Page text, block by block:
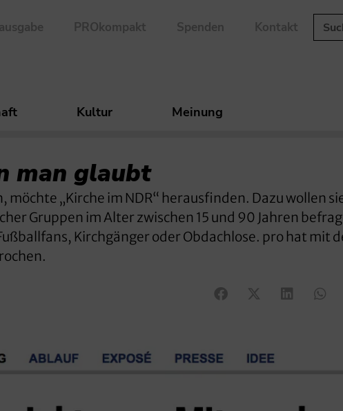
PROkompakt Spenden Kontakt
Kultur Meinung
man glaubt
möchte „Kirche im NDR“ herausfinden. Dazu wollen
Gruppen im Alter zwischen 15 und 90 Jahren
Kirchgänger oder Obdachlose. pro hat mit